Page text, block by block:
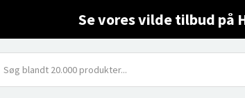
Se vores vilde tilbud på